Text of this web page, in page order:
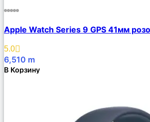
Описание
Избранное
Apple Watch Series 9 GPS 41мм
5.0
6,510 m
В Корзину